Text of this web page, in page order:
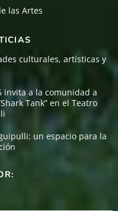
las Artes
culturales, artísticas y
invita a la comunidad a
Tank” en el Teatro
un espacio para la